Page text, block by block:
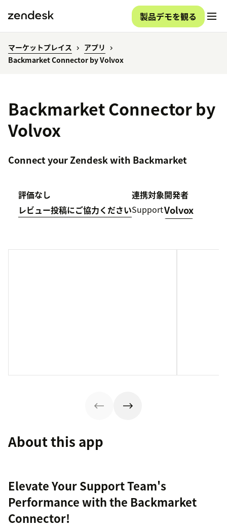
製品デモを観る
マーケットプレイス
アプリ
Backmarket Connector by Volvox
Backmarket Connector by
Volvox
Connect your Zendesk with Backmarket
評価なし
レビュー投稿にご協力ください
連携対象
Support
開発者
Volvox
About this app
Elevate Your Support Team's
Performance with the Backmarket
Connector!